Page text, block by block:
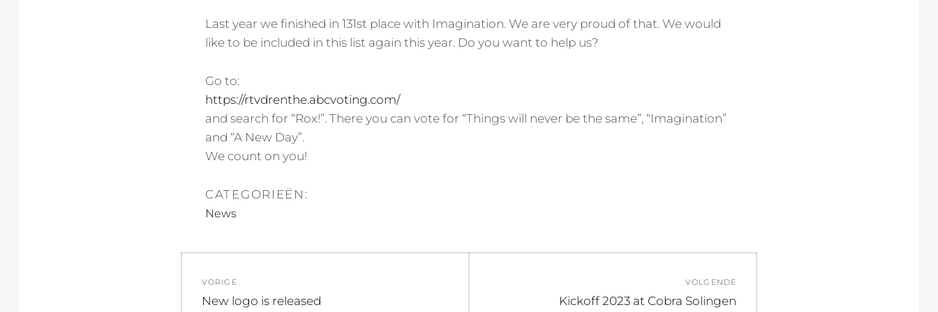
Last year we finished in 131st place with Imagination. We are very proud of that. We would
like to be included in this list again this year. Do you want to help us?
Go to:
https://rtvdrenthe.abcvoting.com/
and search for “Rox!”. There you can vote for “Things will never be the same”, “Imagination”
and “A New Day”.
We count on you!
CATEGORIEËN:
News
navigatie
VORIGE
Vorig
New logo is released
VOLGENDE
Volgend
Kickoff 2023 at Cobra Solingen